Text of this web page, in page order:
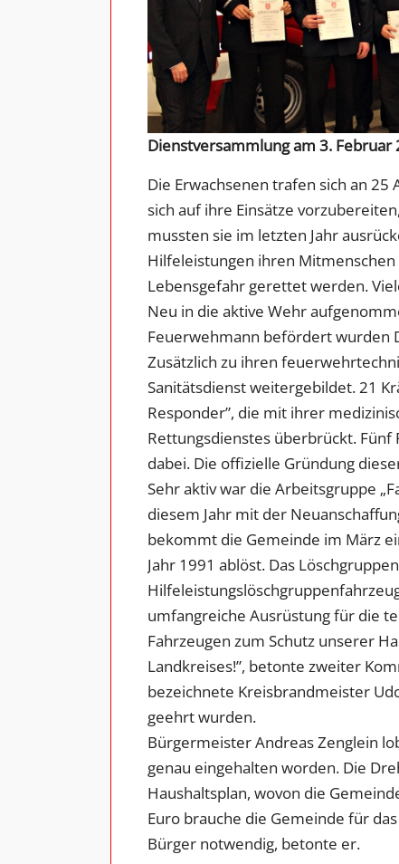
Dienstversammlung am 3.
Die Erwachsenen trafen sich an
sich auf ihre Einsätze
mussten sie im letzten Jahr
Hilfeleistungen ihren
Lebensgefahr gerettet werden.
Neu in die aktive Wehr
Feuerwehmann befördert wurden
Zusätzlich zu ihren
Sanitätsdienst weitergebildet. 21
Responder”, die mit ihrer
Rettungsdienstes überbrückt. Fünf
dabei. Die offizielle Gründung
Sehr aktiv war die Arbeitsgruppe
diesem Jahr mit der
bekommt die Gemeinde im März
Jahr 1991 ablöst. Das
umfangreiche Ausrüstung für die
Fahrzeugen zum Schutz unserer
Landkreises!”, betonte zweiter
bezeichnete Kreisbrandmeister
geehrt wurden.
Bürgermeister Andreas Zenglein
genau eingehalten worden. Die
Haushaltsplan, wovon die
Euro brauche die Gemeinde für
Bürger notwendig, betonte er.